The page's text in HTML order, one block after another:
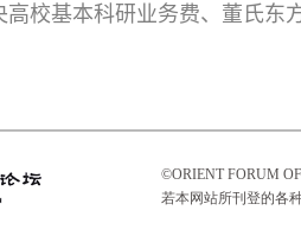
高校基本科研业务费、董氏东
©ORIENT FORUM
若本网站所刊登的各